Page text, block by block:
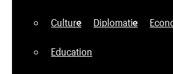
Culture Diplomatie
Education